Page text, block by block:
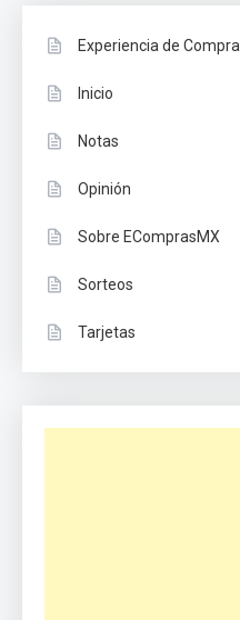
Experiencia de Compra
Inicio
Notas
Opinión
Sobre EComprasMX
Sorteos
Tarjetas